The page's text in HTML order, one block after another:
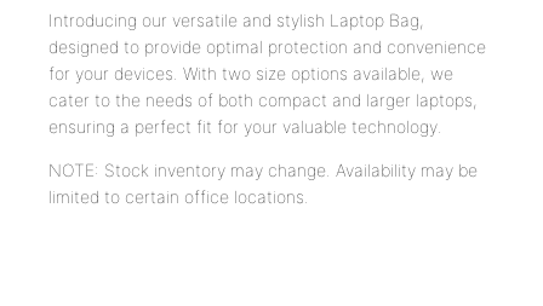
Introducing our versatile and stylish Laptop Bag,
designed to provide optimal protection and convenience
for your devices. With two size options available, we
cater to the needs of both compact and larger laptops,
ensuring a perfect fit for your valuable technology.
NOTE: Stock inventory may change. Availability may be
limited to certain office locations.